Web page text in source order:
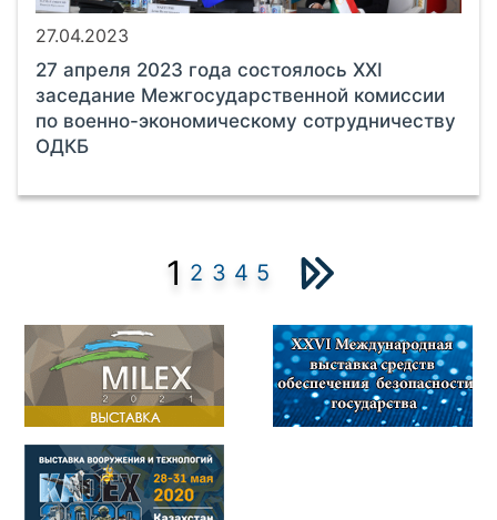
27.04.2023
27 апреля 2023 года состоялось XXI
заседание Межгосударственной комиссии
по военно-экономическому сотрудничеству
ОДКБ
1 2 3 4 5